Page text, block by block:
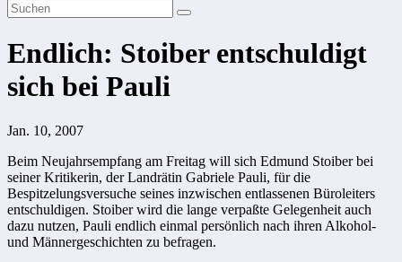
Endlich: Stoiber entschuldigt
sich bei Pauli
Jan. 10, 2007
Beim Neujahrsempfang am Freitag will sich Edmund Stoiber bei
seiner Kritikerin, der Landrätin Gabriele Pauli, für die
Bespitzelungsversuche seines inzwischen entlassenen Büroleiters
entschuldigen. Stoiber wird die lange verpaßte Gelegenheit auch
dazu nutzen, Pauli endlich einmal persönlich nach ihren Alkohol-
und Männergeschichten zu befragen.